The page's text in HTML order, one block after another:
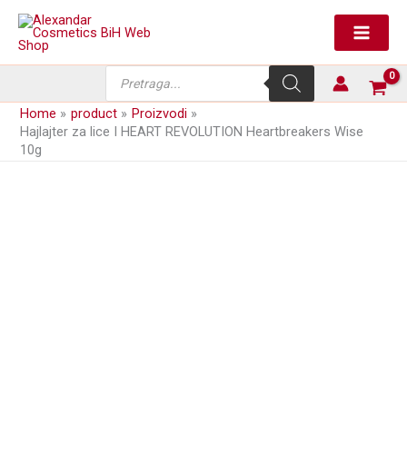
Skip
content
search
Home product
Proizvodi
Hajlajter za lice I HEART REVOLUTION Heartbreakers Wise
10g